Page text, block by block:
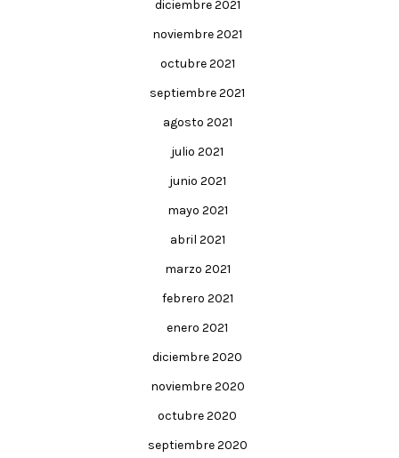
diciembre 2021
noviembre 2021
octubre 2021
septiembre 2021
agosto 2021
julio 2021
junio 2021
mayo 2021
abril 2021
marzo 2021
febrero 2021
enero 2021
diciembre 2020
noviembre 2020
octubre 2020
septiembre 2020